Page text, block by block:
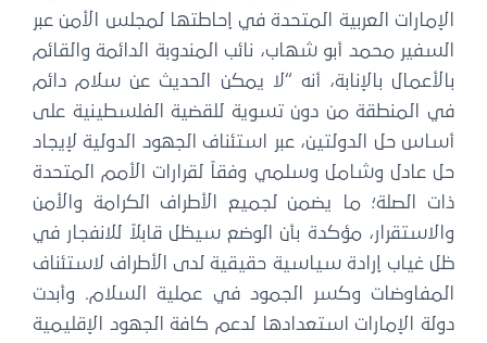
الإمارات العربية المتحدة في إحاطتها لمجلس الأمن عبر
السفير محمد أبو شهاب، نائب المندوبة الدائمة والقائم
بالأعمال بالإنابة، أنه “لا يمكن الحديث عن سلام دائم
في المنطقة من دون تسوية للقضية الفلسطينية على
أساس حل الدولتين، عبر استئناف الجهود الدولية لإيجاد
حل عادل وشامل وسلمي وفقاً لقرارات الأمم المتحدة
ذات الصلة؛ ما يضمن لجميع الأطراف الكرامة والأمن
والاستقرار، مؤكدة بأن الوضع سيظل قابلاً للانفجار في
ظل غياب إرادة سياسية حقيقية لدى الأطراف لاستئناف
المفاوضات وكسر الجمود في عملية السلام. وأبدت
دولة الإمارات استعدادها لدعم كافة الجهود الإقليمية